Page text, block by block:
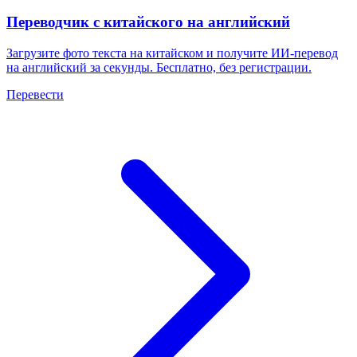
Переводчик с китайского на английский
Загрузите фото текста на китайском и получите ИИ-перевод
на английский за секунды. Бесплатно, без регистрации.
Перевести